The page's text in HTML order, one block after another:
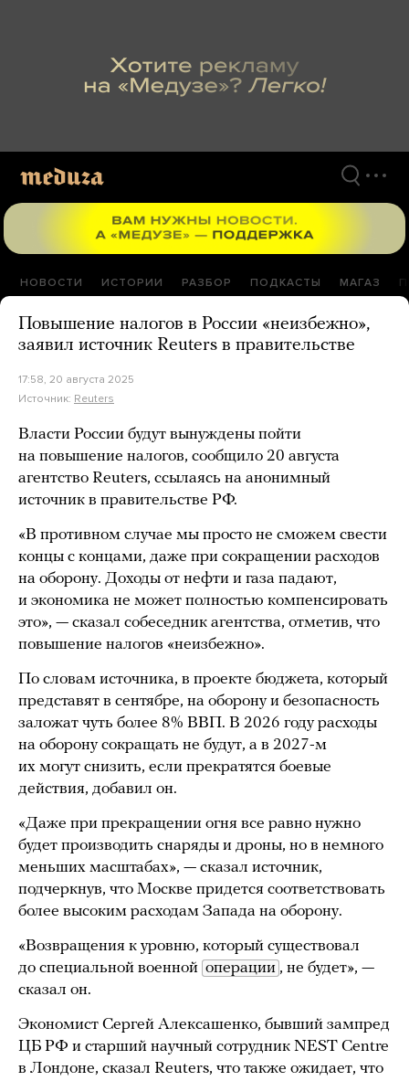
НОВОСТИ ИСТОРИИ РАЗБОР ПОДКАСТЫ МАГАЗ
Повышение налогов в России «неизбежно»,
заявил источник Reuters в правительстве
17:58, 20 августа 2025
Источник: Reuters
Власти России будут вынуждены пойти
на повышение налогов, сообщило 20 августа
агентство Reuters, ссылаясь на анонимный
источник в правительстве РФ.
«В противном случае мы просто не сможем свести
концы с концами, даже при сокращении расходов
на оборону. Доходы от нефти и газа падают,
и экономика не может полностью компенсировать
это», — сказал собеседник агентства, отметив, что
повышение налогов «неизбежно».
По словам источника, в проекте бюджета, который
представят в сентябре, на оборону и безопасность
заложат чуть более 8% ВВП. В 2026 году расходы
на оборону сокращать не будут, а в 2027-м
их могут снизить, если прекратятся боевые
действия, добавил он.
«Даже при прекращении огня все равно нужно
будет производить снаряды и дроны, но в немного
меньших масштабах», — сказал источник,
подчеркнув, что Москве придется соответствовать
более высоким расходам Запада на оборону.
«Возвращения к уровню, который существовал
до специальной военной операции , не будет», —
сказал он.
Экономист Сергей Алексашенко, бывший зампред
ЦБ РФ и старший научный сотрудник NEST Centre
в Лондоне, сказал Reuters, что также ожидает, что